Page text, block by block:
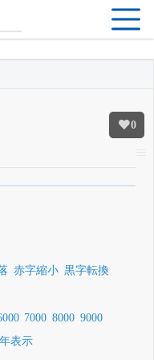
0
の先行利用も付きます
赤字縮小 黒字転換
7000 8000 9000
表示